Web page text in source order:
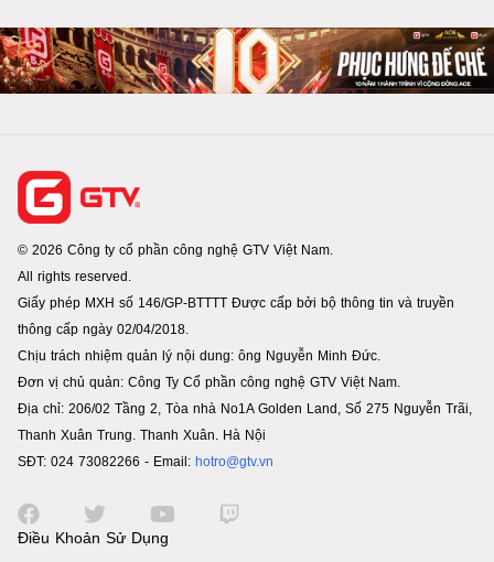
© 2026 Công ty cổ phần công nghệ GTV Việt Nam.
All rights reserved.
Giấy phép MXH số 146/GP-BTTTT Được cấp bởi bộ thông tin và truyền
thông cấp ngày 02/04/2018.
Chịu trách nhiệm quản lý nội dung: ông Nguyễn Minh Đức.
Đơn vị chủ quản: Công Ty Cổ phần công nghệ GTV Việt Nam.
Địa chỉ: 206/02 Tầng 2, Tòa nhà No1A Golden Land, Số 275 Nguyễn Trãi,
Thanh Xuân Trung. Thanh Xuân. Hà Nội
SĐT: 024 73082266 - Email: hotro@gtv.vn
Điều Khoản Sử Dụng